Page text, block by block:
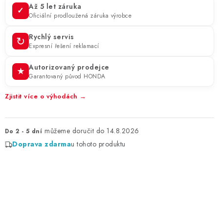
✓ Až 5 let záruka
Oficiální prodloužená záruka výrobce
↻ Rychlý servis
Expresní řešení reklamací
★ Autorizovaný prodejce
Garantovaný původ HONDA
Zjistit více o výhodách →
Do 2 - 5 dní
14.8.2026
Doprava zdarmau tohoto produktu